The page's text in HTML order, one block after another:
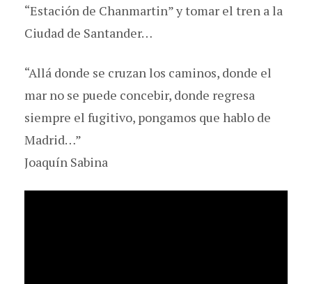
“Estación de Chanmartin” y tomar el tren a la
Ciudad de Santander…
“Allá donde se cruzan los caminos, donde el
mar no se puede concebir, donde regresa
siempre el fugitivo, pongamos que hablo de
Madrid…”
Joaquín Sabina